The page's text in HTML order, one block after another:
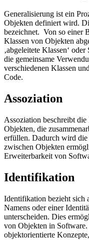
Generalisierung ist ein
Objekten definiert wird.
bezeichnet. Von so einer
Klassen von Objekten
‚abgeleitete Klassen‘
die gemeinsame
verschiedenen Klassen
Code.
Assoziation
Assoziation beschreibt
Objekten, die
erfüllen. Dadurch wird
zwischen Objekten
Erweiterbarkeit von
Identifikation
Identifikation bezieht sich
Namens oder einer
unterscheiden. Dies
von Objekten in
objektorientierte